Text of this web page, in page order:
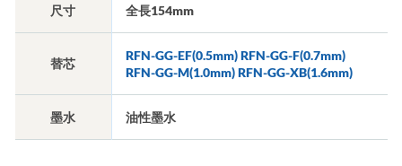
尺寸 全長154mm
替芯
RFN-GG-EF(0.5mm) RFN-GG-F(0.7mm)
RFN-GG-M(1.0mm) RFN-GG-XB(1.6mm)
墨水 油性墨水